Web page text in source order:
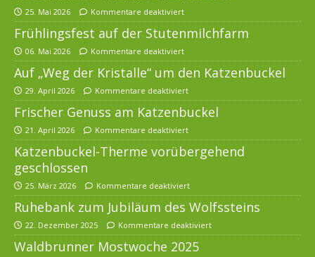
25. Mai 2026 Kommentare deaktiviert
Frühlingsfest auf der Stutenmilchfarm
06. Mai 2026 Kommentare deaktiviert
Auf „Weg der Kristalle“ um den Katzenbuckel
29. April 2026 Kommentare deaktiviert
Frischer Genuss am Katzenbuckel
21. April 2026 Kommentare deaktiviert
Katzenbuckel-Therme vorübergehend
geschlossen
25. März 2026 Kommentare deaktiviert
Ruhebank zum Jubiläum des Wolfssteins
22. Dezember 2025 Kommentare deaktiviert
Waldbrunner Mostwoche 2025